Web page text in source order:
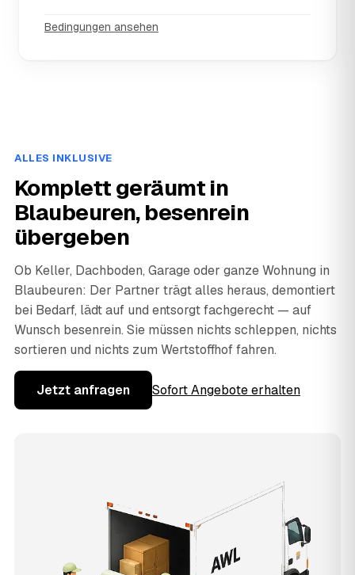
Bedingungen ansehen
ALLES INKLUSIVE
Komplett geräumt in
Blaubeuren, besenrein
übergeben
Ob Keller, Dachboden, Garage oder ganze Wohnung in
Blaubeuren: Der Partner trägt alles heraus, demontiert
bei Bedarf, lädt auf und entsorgt fachgerecht — auf
Wunsch besenrein. Sie müssen nichts schleppen, nichts
sortieren und nichts zum Wertstoffhof fahren.
Jetzt anfragen Sofort Angebote erhalten